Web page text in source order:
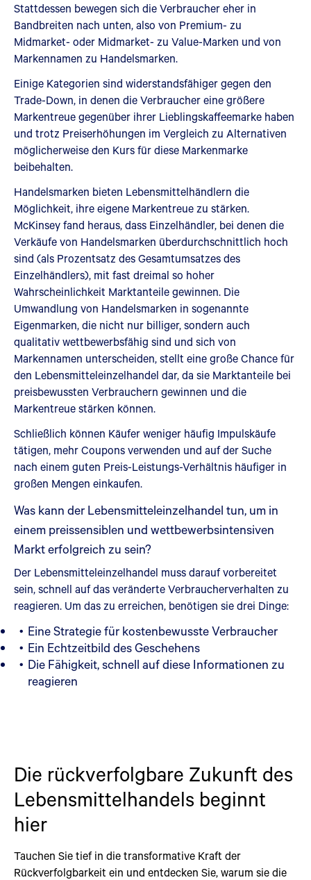
Stattdessen bewegen sich die Verbraucher eher in
Bandbreiten nach unten, also von Premium- zu
Midmarket- oder Midmarket- zu Value-Marken und von
Markennamen zu Handelsmarken.
Einige Kategorien sind widerstandsfähiger gegen den
Trade-Down, in denen die Verbraucher eine größere
Markentreue gegenüber ihrer Lieblingskaffeemarke haben
und trotz Preiserhöhungen im Vergleich zu Alternativen
möglicherweise den Kurs für diese Markenmarke
beibehalten.
Handelsmarken bieten Lebensmittelhändlern die
Möglichkeit, ihre eigene Markentreue zu stärken.
McKinsey fand heraus, dass Einzelhändler, bei denen die
Verkäufe von Handelsmarken überdurchschnittlich hoch
sind (als Prozentsatz des Gesamtumsatzes des
Einzelhändlers), mit fast dreimal so hoher
Wahrscheinlichkeit Marktanteile gewinnen. Die
Umwandlung von Handelsmarken in sogenannte
Eigenmarken, die nicht nur billiger, sondern auch
qualitativ wettbewerbsfähig sind und sich von
Markennamen unterscheiden, stellt eine große Chance für
den Lebensmitteleinzelhandel dar, da sie Marktanteile bei
preisbewussten Verbrauchern gewinnen und die
Markentreue stärken können.
Schließlich können Käufer weniger häufig Impulskäufe
tätigen, mehr Coupons verwenden und auf der Suche
nach einem guten Preis-Leistungs-Verhältnis häufiger in
großen Mengen einkaufen.
Was kann der Lebensmitteleinzelhandel tun, um in
einem preissensiblen und wettbewerbsintensiven
Markt erfolgreich zu sein?
Der Lebensmitteleinzelhandel muss darauf vorbereitet
sein, schnell auf das veränderte Verbraucherverhalten zu
reagieren. Um das zu erreichen, benötigen sie drei Dinge:
Eine Strategie für kostenbewusste Verbraucher
Ein Echtzeitbild des Geschehens
Die Fähigkeit, schnell auf diese Informationen zu
reagieren
Die rückverfolgbare Zukunft des
Lebensmittelhandels beginnt
hier
Tauchen Sie tief in die transformative Kraft der
Rückverfolgbarkeit ein und entdecken Sie, warum sie die